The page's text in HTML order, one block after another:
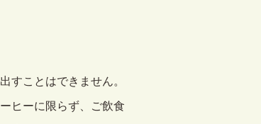
すことはできません。
ヒーに限らず、ご飲食